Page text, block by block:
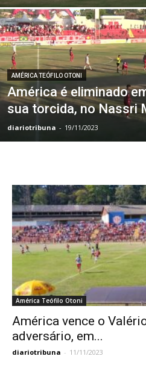
AMÉRICA TEÓFILO OTONI
América é eliminado
sua torcida, no Nassri
diariotribuna - 19/11/2023
América Teófilo Otoni
América vence o
adversário, em...
diariotribuna - 11/11/2023